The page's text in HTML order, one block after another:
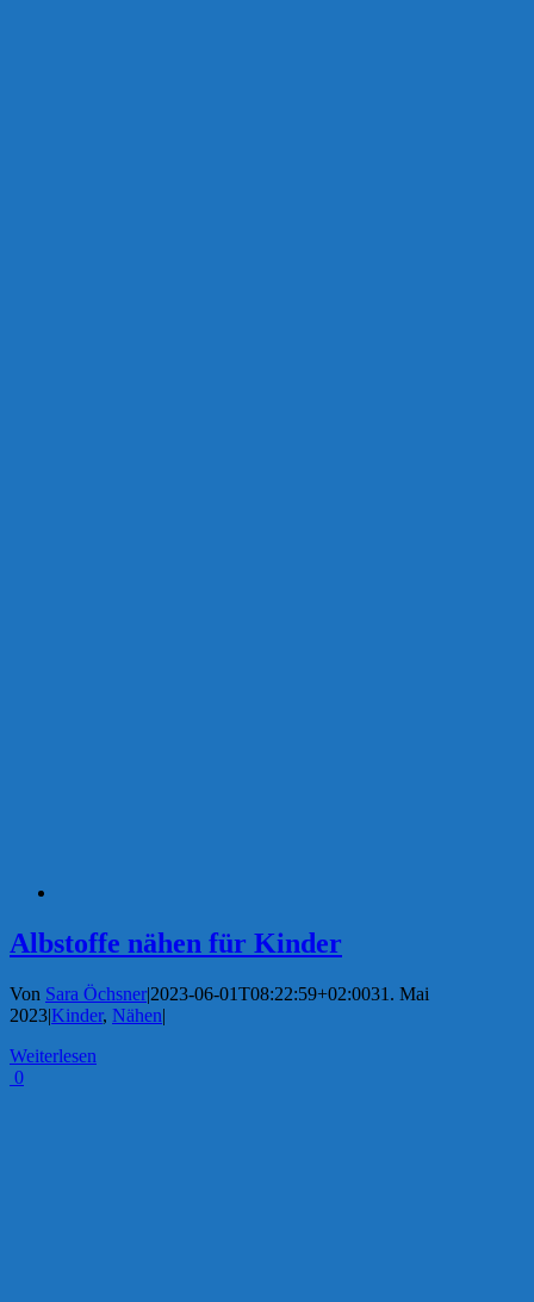
Albstoffe nähen für Kinder
Von Sara Öchsner|2023-06-01T08:22:59+02:0031. Mai
2023|Kinder, Nähen|
Weiterlesen
0